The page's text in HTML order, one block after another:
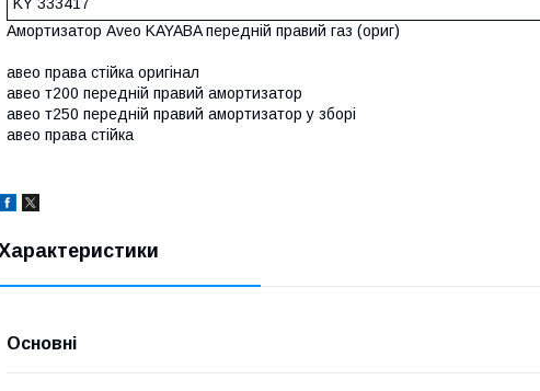
Амортизатор Aveo KAYABA передній правий газ (ориг)
авео права стійка оригінал
авео т200 передній правий амортизатор
авео т250 передній правий амортизатор у зборі
авео права стійка
Основні